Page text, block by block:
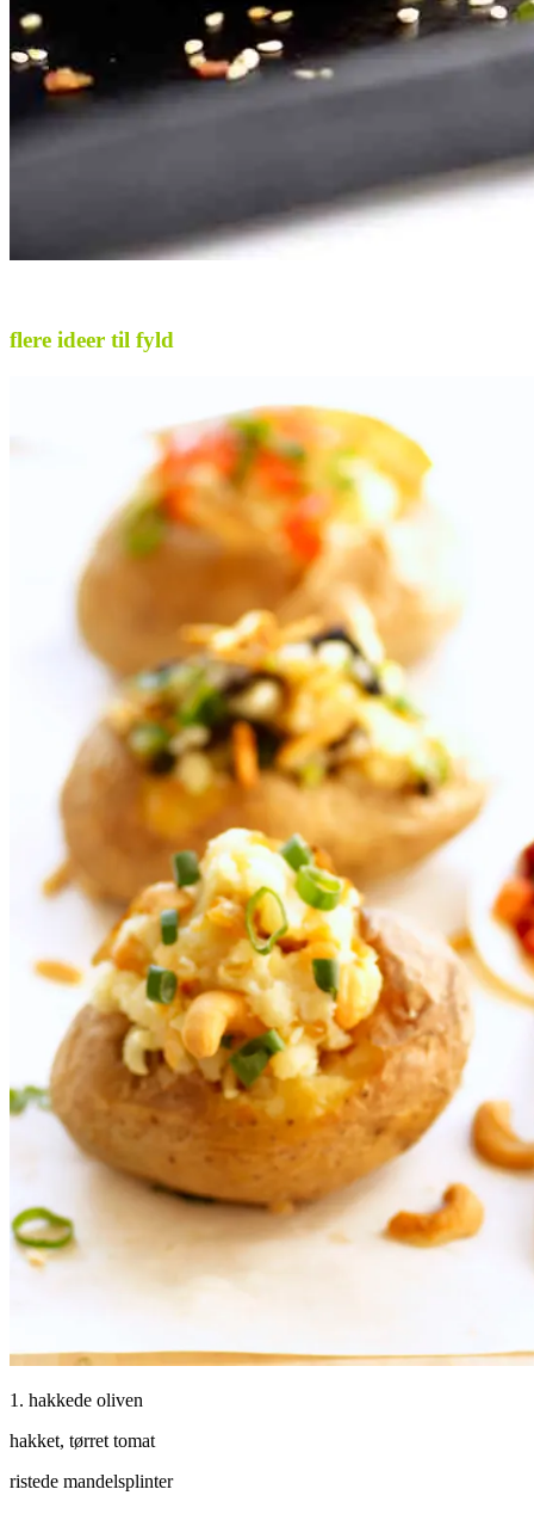
flere ideer til fyld
1. hakkede oliven
hakket, tørret tomat
ristede mandelsplinter